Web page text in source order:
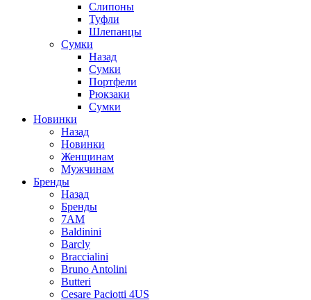
Слипоны
Туфли
Шлепанцы
Сумки
Назад
Сумки
Портфели
Рюкзаки
Сумки
Новинки
Назад
Новинки
Женщинам
Мужчинам
Бренды
Назад
Бренды
7AM
Baldinini
Barcly
Braccialini
Bruno Antolini
Butteri
Cesare Paciotti 4US